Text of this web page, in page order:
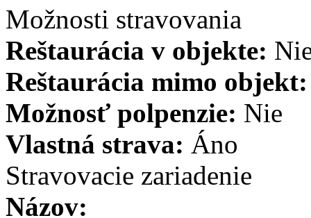
Možnosti stravovania
Reštaurácia v objekte:
Reštaurácia mimo
Možnosť polpenzie: Nie
Vlastná strava: Áno
Stravovacie zariadenie
Názov: